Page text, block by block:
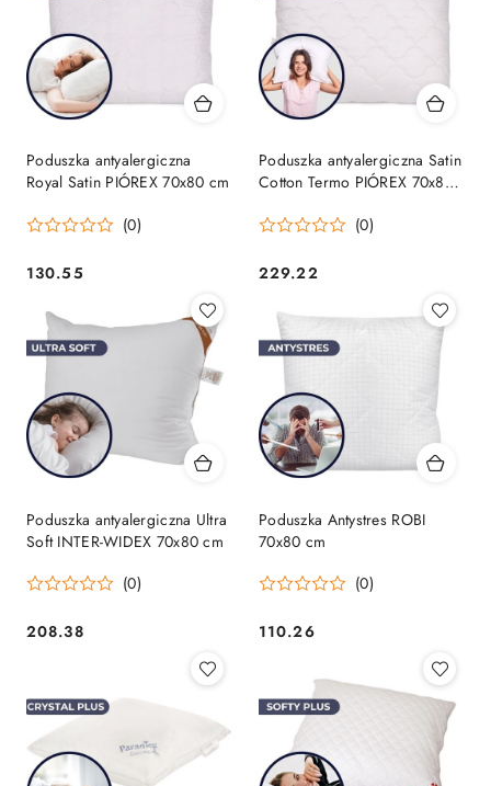
Poduszka antyalergiczna
Royal Satin PIÓREX 70x80 cm
(0)
Cena:
130.55
Poduszka antyalergiczna Satin
Cotton Termo PIÓREX 70x80
(0)
Cena:
229.22
Poduszka antyalergiczna Ultra
Soft INTER-WIDEX 70x80 cm
(0)
Cena:
208.38
Poduszka Antystres ROBI
70x80 cm
(0)
Cena:
110.26